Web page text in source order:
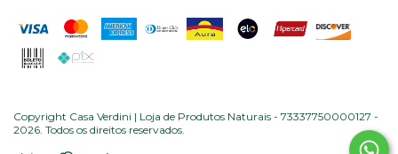
Copyright Casa Verdini | Loja de Produtos Naturais - 73337750000127 -
2026. Todos os direitos reservados.